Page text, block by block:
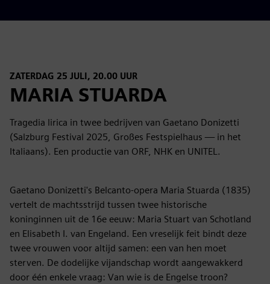
ZATERDAG 25 JULI, 20.00 UUR
MARIA STUARDA
Tragedia lirica in twee bedrijven van Gaetano Donizetti
(Salzburg Festival 2025, Großes Festspielhaus — in het
Italiaans). Een productie van ORF, NHK en UNITEL.
Gaetano Donizetti's Belcanto-opera Maria Stuarda (1835)
vertelt de machtsstrijd tussen twee historische
koninginnen uit de 16e eeuw: Maria Stuart van Schotland
en Elisabeth I. van Engeland. Een vreselijk feit bindt deze
twee vrouwen voor altijd samen: een van hen moet
sterven. De dodelijke vijandschap wordt aangewakkerd
door één enkele vraag: Van wie is de Engelse troon?